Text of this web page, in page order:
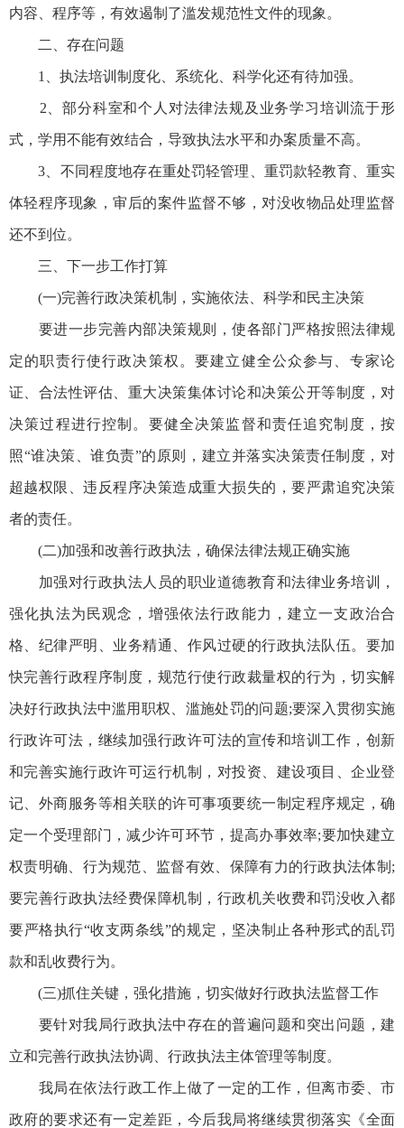
内容、程序等，有效遏制了滥发规范性文件的现象。
二、存在问题
1、执法培训制度化、系统化、科学化还有待加强。
2、部分科室和个人对法律法规及业务学习培训流于形
式，学用不能有效结合，导致执法水平和办案质量不高。
3、不同程度地存在重处罚轻管理、重罚款轻教育、重实
体轻程序现象，审后的案件监督不够，对没收物品处理监督
还不到位。
三、下一步工作打算
(一)完善行政决策机制，实施依法、科学和民主决策
要进一步完善内部决策规则，使各部门严格按照法律规
定的职责行使行政决策权。要建立健全公众参与、专家论
证、合法性评估、重大决策集体讨论和决策公开等制度，对
决策过程进行控制。要健全决策监督和责任追究制度，按
照“谁决策、谁负责”的原则，建立并落实决策责任制度，对
超越权限、违反程序决策造成重大损失的，要严肃追究决策
者的责任。
(二)加强和改善行政执法，确保法律法规正确实施
加强对行政执法人员的职业道德教育和法律业务培训，
强化执法为民观念，增强依法行政能力，建立一支政治合
格、纪律严明、业务精通、作风过硬的行政执法队伍。要加
快完善行政程序制度，规范行使行政裁量权的行为，切实解
决好行政执法中滥用职权、滥施处罚的问题;要深入贯彻实施
行政许可法，继续加强行政许可法的宣传和培训工作，创新
和完善实施行政许可运行机制，对投资、建设项目、企业登
记、外商服务等相关联的许可事项要统一制定程序规定，确
定一个受理部门，减少许可环节，提高办事效率;要加快建立
权责明确、行为规范、监督有效、保障有力的行政执法体制;
要完善行政执法经费保障机制，行政机关收费和罚没收入都
要严格执行“收支两条线”的规定，坚决制止各种形式的乱罚
款和乱收费行为。
(三)抓住关键，强化措施，切实做好行政执法监督工作
要针对我局行政执法中存在的普遍问题和突出问题，建
立和完善行政执法协调、行政执法主体管理等制度。
我局在依法行政工作上做了一定的工作，但离市委、市
政府的要求还有一定差距，今后我局将继续贯彻落实《全面